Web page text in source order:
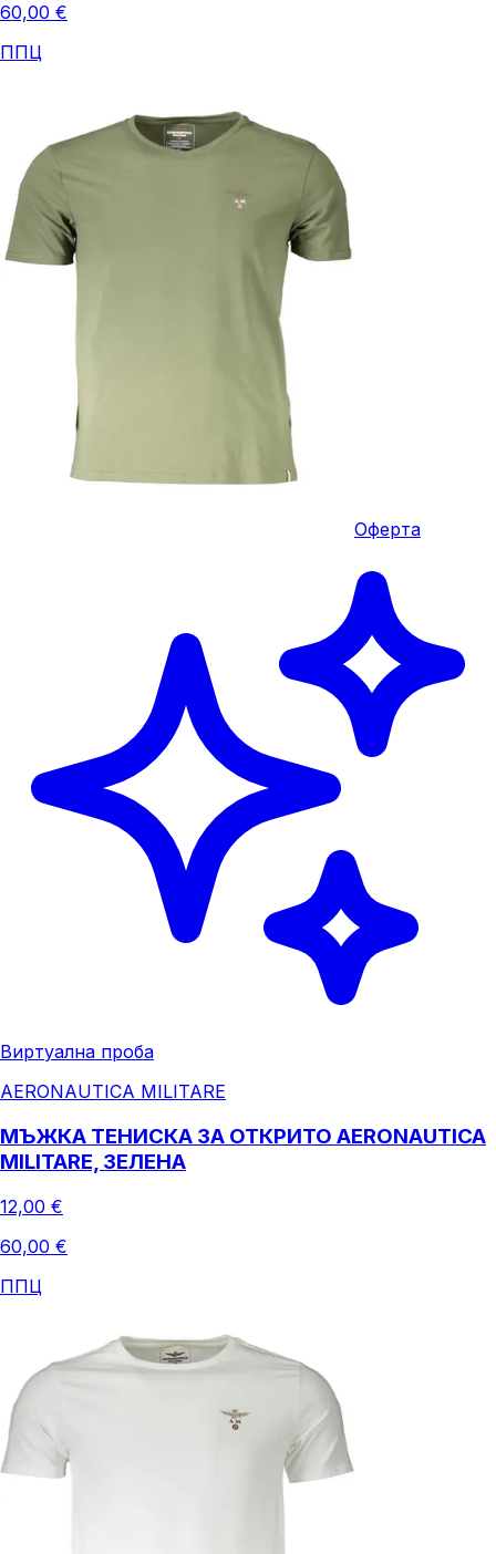
60,00 €
ППЦ
Оферта
Виртуална проба
AERONAUTICA MILITARE
МЪЖКА ТЕНИСКА ЗА ОТКРИТО AERONAUTICA
MILITARE, ЗЕЛЕНА
12,00 €
60,00 €
ППЦ